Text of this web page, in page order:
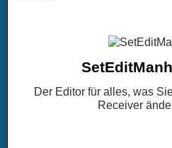
Der Editor für alles, was
Receiver